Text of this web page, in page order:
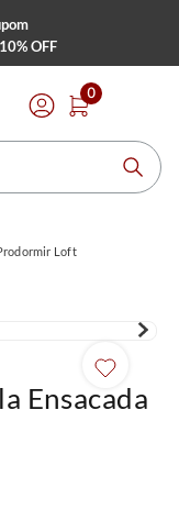
10% OFF
0
Loft
Ensacada